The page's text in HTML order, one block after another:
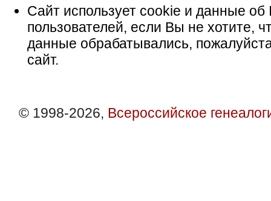
Сайт использует cookie и данные об
пользователей, если Вы не хотите,
данные обрабатывались,
сайт.
© 1998-2026, Всероссийское